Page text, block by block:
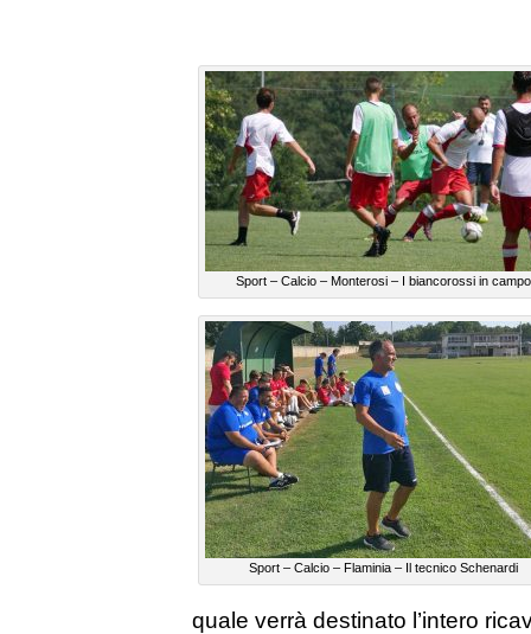
Sport – Calcio – Monterosi – I biancorossi in campo
Sport – Calcio – Flaminia – Il tecnico Schenardi
quale verrà destinato l’intero